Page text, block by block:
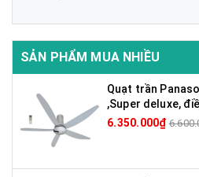
SẢN PHẨM MUA NHIỀU
Quạt trần
,Super deluxe,
6.350.000₫